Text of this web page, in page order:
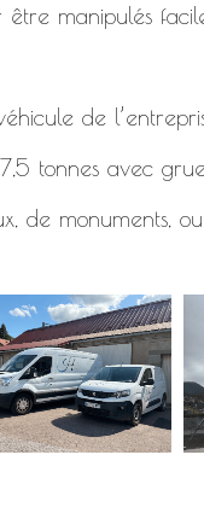
manipulés
de
tonnes avec
de monuments,